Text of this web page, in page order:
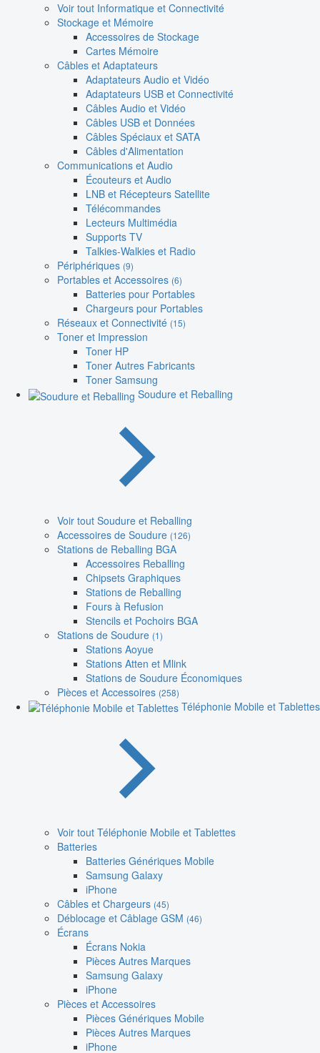
Voir tout Informatique et Connectivité
Stockage et Mémoire
Accessoires de Stockage
Cartes Mémoire
Câbles et Adaptateurs
Adaptateurs Audio et Vidéo
Adaptateurs USB et Connectivité
Câbles Audio et Vidéo
Câbles USB et Données
Câbles Spéciaux et SATA
Câbles d'Alimentation
Communications et Audio
Écouteurs et Audio
LNB et Récepteurs Satellite
Télécommandes
Lecteurs Multimédia
Supports TV
Talkies-Walkies et Radio
Périphériques (9)
Portables et Accessoires (6)
Batteries pour Portables
Chargeurs pour Portables
Réseaux et Connectivité (15)
Toner et Impression
Toner HP
Toner Autres Fabricants
Toner Samsung
Soudure et Reballing
Voir tout Soudure et Reballing
Accessoires de Soudure (126)
Stations de Reballing BGA
Accessoires Reballing
Chipsets Graphiques
Stations de Reballing
Fours à Refusion
Stencils et Pochoirs BGA
Stations de Soudure (1)
Stations Aoyue
Stations Atten et Mlink
Stations de Soudure Économiques
Pièces et Accessoires (258)
Téléphonie Mobile et Tablettes
Voir tout Téléphonie Mobile et Tablettes
Batteries
Batteries Génériques Mobile
Samsung Galaxy
iPhone
Câbles et Chargeurs (45)
Déblocage et Câblage GSM (46)
Écrans
Écrans Nokia
Pièces Autres Marques
Samsung Galaxy
iPhone
Pièces et Accessoires
Pièces Génériques Mobile
Pièces Autres Marques
iPhone